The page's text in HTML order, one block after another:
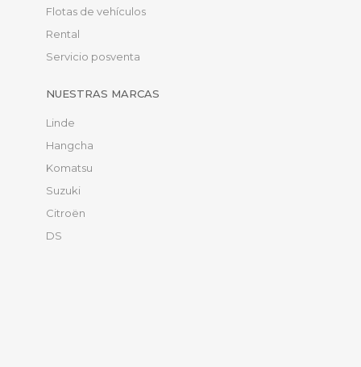
Flotas de vehículos
Rental
Servicio posventa
NUESTRAS MARCAS
Linde
Hangcha
Komatsu
Suzuki
Citroën
DS